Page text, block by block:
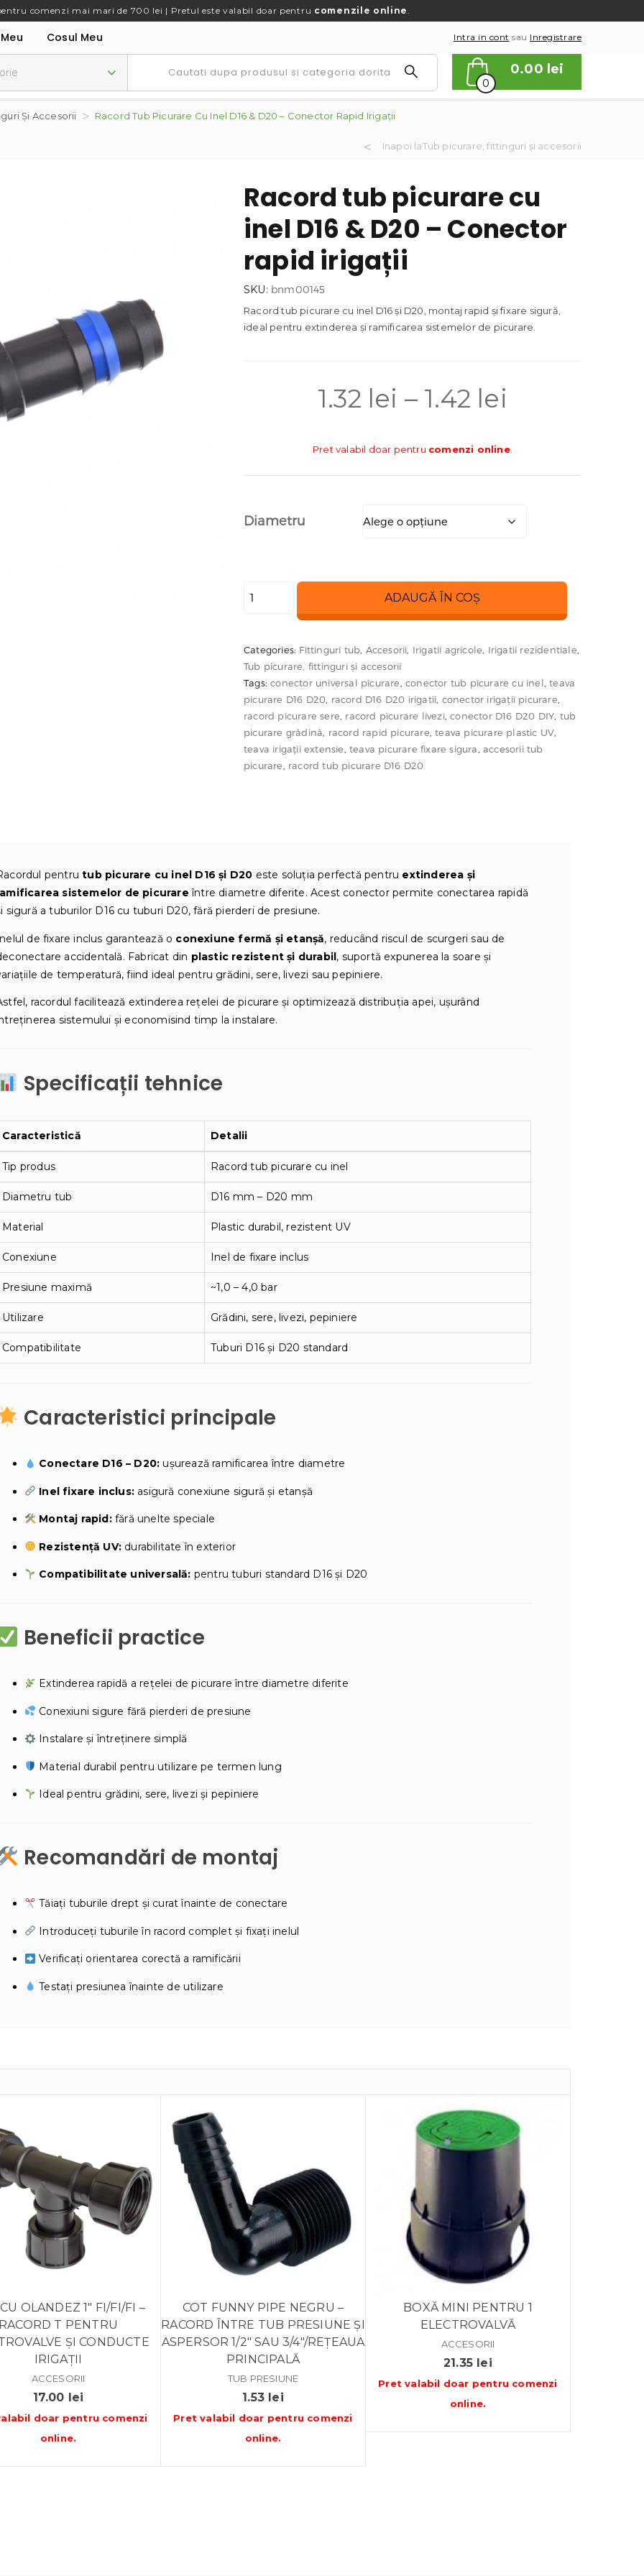
comenzi mai mari de 700 lei | Pretul este valabil doar pentru comenzile online.
Cosul Meu Intra in cont sau Inregistrare
0
0.00 lei
Și Accesorii Racord Tub Picurare Cu Inel D16 & D20 – Conector Rapid Irigații
Inapoi laTub picurare, fittinguri și accesorii
Racord tub picurare cu
inel D16 & D20 – Conector
rapid irigații
SKU: bnm00145
Racord tub picurare cu inel D16 și D20, montaj rapid și fixare sigură,
ideal pentru extinderea și ramificarea sistemelor de picurare.
1.32 lei – 1.42 lei
de
1.32 lei
până
la
Pret valabil doar pentru comenzi online.
Diametru
Cantitate
picurare
cu
inel
D16
&
D20
–
ADAUGĂ ÎN COȘ
Categories: Fittinguri tub, Accesorii, Irigatii agricole, Irigatii rezidentiale,
Tub picurare, fittinguri și accesorii
Tags:conector universal picurare, conector tub picurare cu inel,teava
picurare D16 D20, racord D16 D20 irigatii, conector irigații picurare,
racord picurare sere, racord picurare livezi,conector D16 D20 DIY, tub
picurare grădină, racord rapid picurare,teava picurare plastic UV,
teava irigații extensie, teava picurare fixare sigura,accesorii tub
picurare, racord tub picurare D16 D20
pentrutub picurare cu inel D16 și D20 este soluția perfectă pentru extinderea și
sistemelor de picurare între diametre diferite. Acest conector permite conectarea rapidă
sigură a tuburilor D16 cu tuburi D20, fără pierderi de presiune.
de fixare inclus garantează o conexiune fermă și etanșă, reducând riscul de scurgeri sau de
accidentală. Fabricat din plastic rezistent și durabil, suportă expunerea la soare și
de temperatură, fiind ideal pentru grădini, sere, livezi sau pepiniere.
racordul facilitează extinderea rețelei de picurare și optimizează distribuția apei, ușurând
sistemului și economisind timp la instalare.
Specificații tehnice
Caracteristică Detalii
Tip produs Racord tub picurare cu inel
Diametru tub D16 mm – D20 mm
Material Plastic durabil, rezistent UV
Conexiune Inel de fixare inclus
Presiune maximă ~1,0 – 4,0 bar
Utilizare Grădini, sere, livezi, pepiniere
Compatibilitate Tuburi D16 și D20 standard
Caracteristici principale
Conectare D16 – D20: ușurează ramificarea între diametre
Inel fixare inclus:asigură conexiune sigură și etanșă
Montaj rapid:fără unelte speciale
Rezistență UV:durabilitate în exterior
Compatibilitate universală: pentru tuburi standard D16 și D20
Beneficii practice
Extinderea rapidă a rețelei de picurare între diametre diferite
Conexiuni sigure fără pierderi de presiune
Instalare și întreținere simplă
Material durabil pentru utilizare pe termen lung
Ideal pentru grădini, sere, livezi și pepiniere
Recomandări de montaj
Tăiați tuburile drept și curat înainte de conectare
Introduceți tuburile în racord complet și fixați inelul
Verificați orientarea corectă a ramificării
Testați presiunea înainte de utilizare
OLANDEZ 1″ FI/FI/FI –
RACORD T PENTRU
ȘI CONDUCTE
IRIGAȚII
ACCESORII
17.00 lei
doar pentru comenzi
online.
COT FUNNY PIPE NEGRU –
RACORD ÎNTRE TUB PRESIUNE ȘI
ASPERSOR 1/2″ SAU 3/4″/REȚEAUA
PRINCIPALĂ
TUB PRESIUNE
1.53 lei
Pret valabil doar pentru comenzi
online.
BOXĂ MINI PENTRU 1
ELECTROVALVĂ
ACCESORII
21.35 lei
Pret valabil doar pentru comenzi
online.